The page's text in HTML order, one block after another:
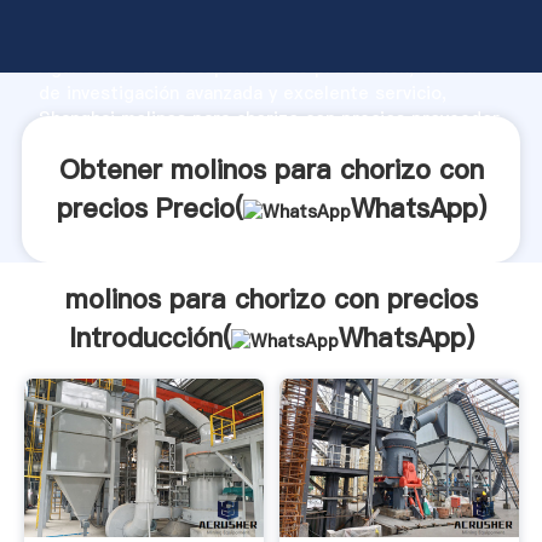
Agarrando fuerte capacidad de producción, fuerza
Shanghai molinos para chorizo con precios proveedor
Obtener molinos para chorizo con
precios Precio(
WhatsApp)
molinos para chorizo con precios
Introducción(
WhatsApp)